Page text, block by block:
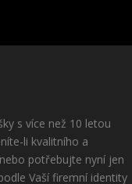
s více než 10 letou
li kvalitního a
potřebujte nyní jen
Vaší firemní identity